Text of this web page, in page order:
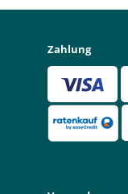
Zahlung